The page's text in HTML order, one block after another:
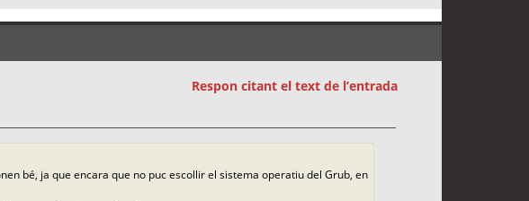
Respon citant el text de l’entrada
bé, ja que encara que no puc escollir el sistema operatiu del Grub, en